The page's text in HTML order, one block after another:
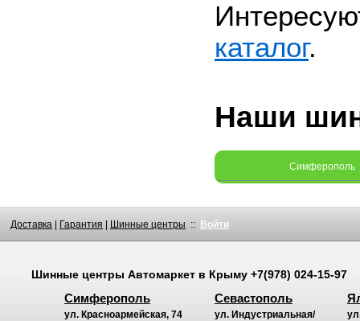
каталог.
Наши
Симферополь
Доставка Гарантия Шинные центры :: Войти
Шинные центры Автомаркетв Крыму +7(978) 024-15-97
Симферополь
ул. Красноармейская, 74
Севастополь
ул. Индустриальная/